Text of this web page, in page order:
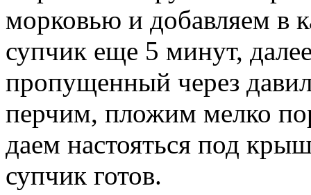
морковью и добавляем в
супчик еще 5 минут,
пропущенный через
перчим, пложим мелко
даем настояться под
супчик готов.